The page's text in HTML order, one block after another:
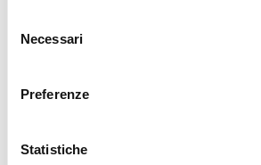
delNecessari
Preferenze
Statistiche